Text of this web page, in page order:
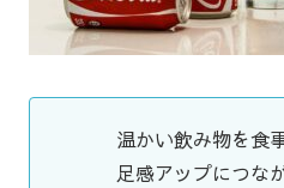
温かい飲み物を食
足感アップにつな